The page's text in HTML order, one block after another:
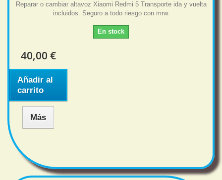
Reparar o cambiar altavoz Xiaomi Redmi 5 Transporte ida y vuelta
incluidos. Seguro a todo riesgo con mrw.
En stock
40,00 €
Añadir al
carrito
Más